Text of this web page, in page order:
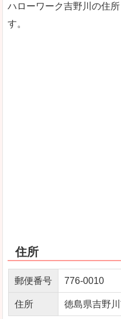
ハローワーク吉野川の住
す。
住所
郵便番号 776-0010
住所 徳島県吉野